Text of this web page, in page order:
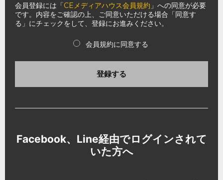
会員登録には「CEメディアハウス会員規約 」への同意が必要
です。内容をご確認の上、ご同意いただける場合「同意す
る」にチェックをして、登録にお進みください。
会員規約に同意する
登録する
Facebook、Line経由でログインされて
いた方へ